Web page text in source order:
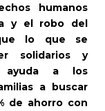
humanos
y el robo del
lo que se
solidarios y
ayuda a los
a buscar
de ahorro con